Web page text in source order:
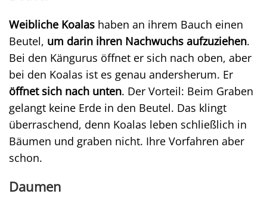
Weibliche Koalas haben an ihrem Bauch einen
Beutel, um darin ihren Nachwuchs aufzuziehen.
Bei den Kängurus öffnet er sich nach oben, aber
bei den Koalas ist es genau andersherum. Er
öffnet sich nach unten. Der Vorteil: Beim Graben
gelangt keine Erde in den Beutel. Das klingt
überraschend, denn Koalas leben schließlich in
Bäumen und graben nicht. Ihre Vorfahren aber
schon.
Daumen